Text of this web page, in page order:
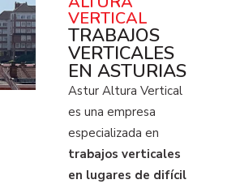
VERTICAL
TRABAJOS
VERTICALES
EN ASTURIAS
Astur Altura Vertical
es una empresa
especializada en
trabajos verticales
en lugares de difícil